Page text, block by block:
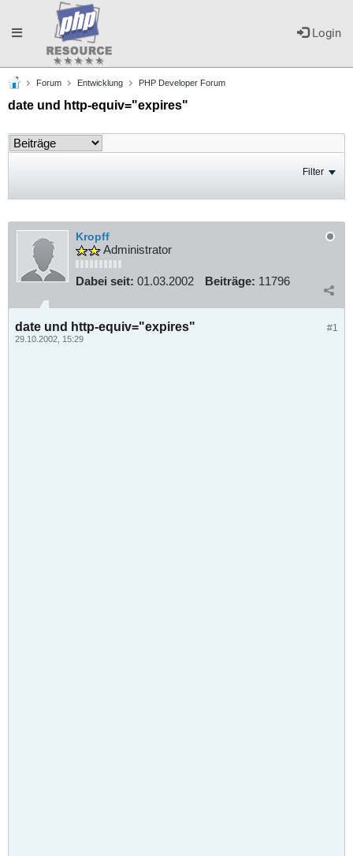
Login
Toggle
navigation
Forum Entwicklung PHP Developer Forum
date und http-equiv="expires"
Filter
Kropff
Administrator
Dabei seit: 01.03.2002 Beiträge: 11796
#1
date und http-equiv="expires"
29.10.2002, 15:29